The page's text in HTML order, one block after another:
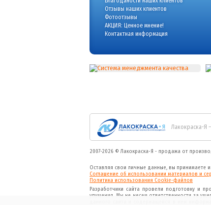
Отзывы наших клиентов
Фотоотзывы
АКЦИЯ: Ценное мнение!
Контактная информация
Лакокраска-Я
2007-2026 © Лакокраска-Я - продажа от
Оставляя свои личные данные, вы принимаете и
Соглашение об использовании материалов и
Политика использования Cookie-файлов
Разработчики сайта провели подготовку и
упущения. Мы не несем ответственности за